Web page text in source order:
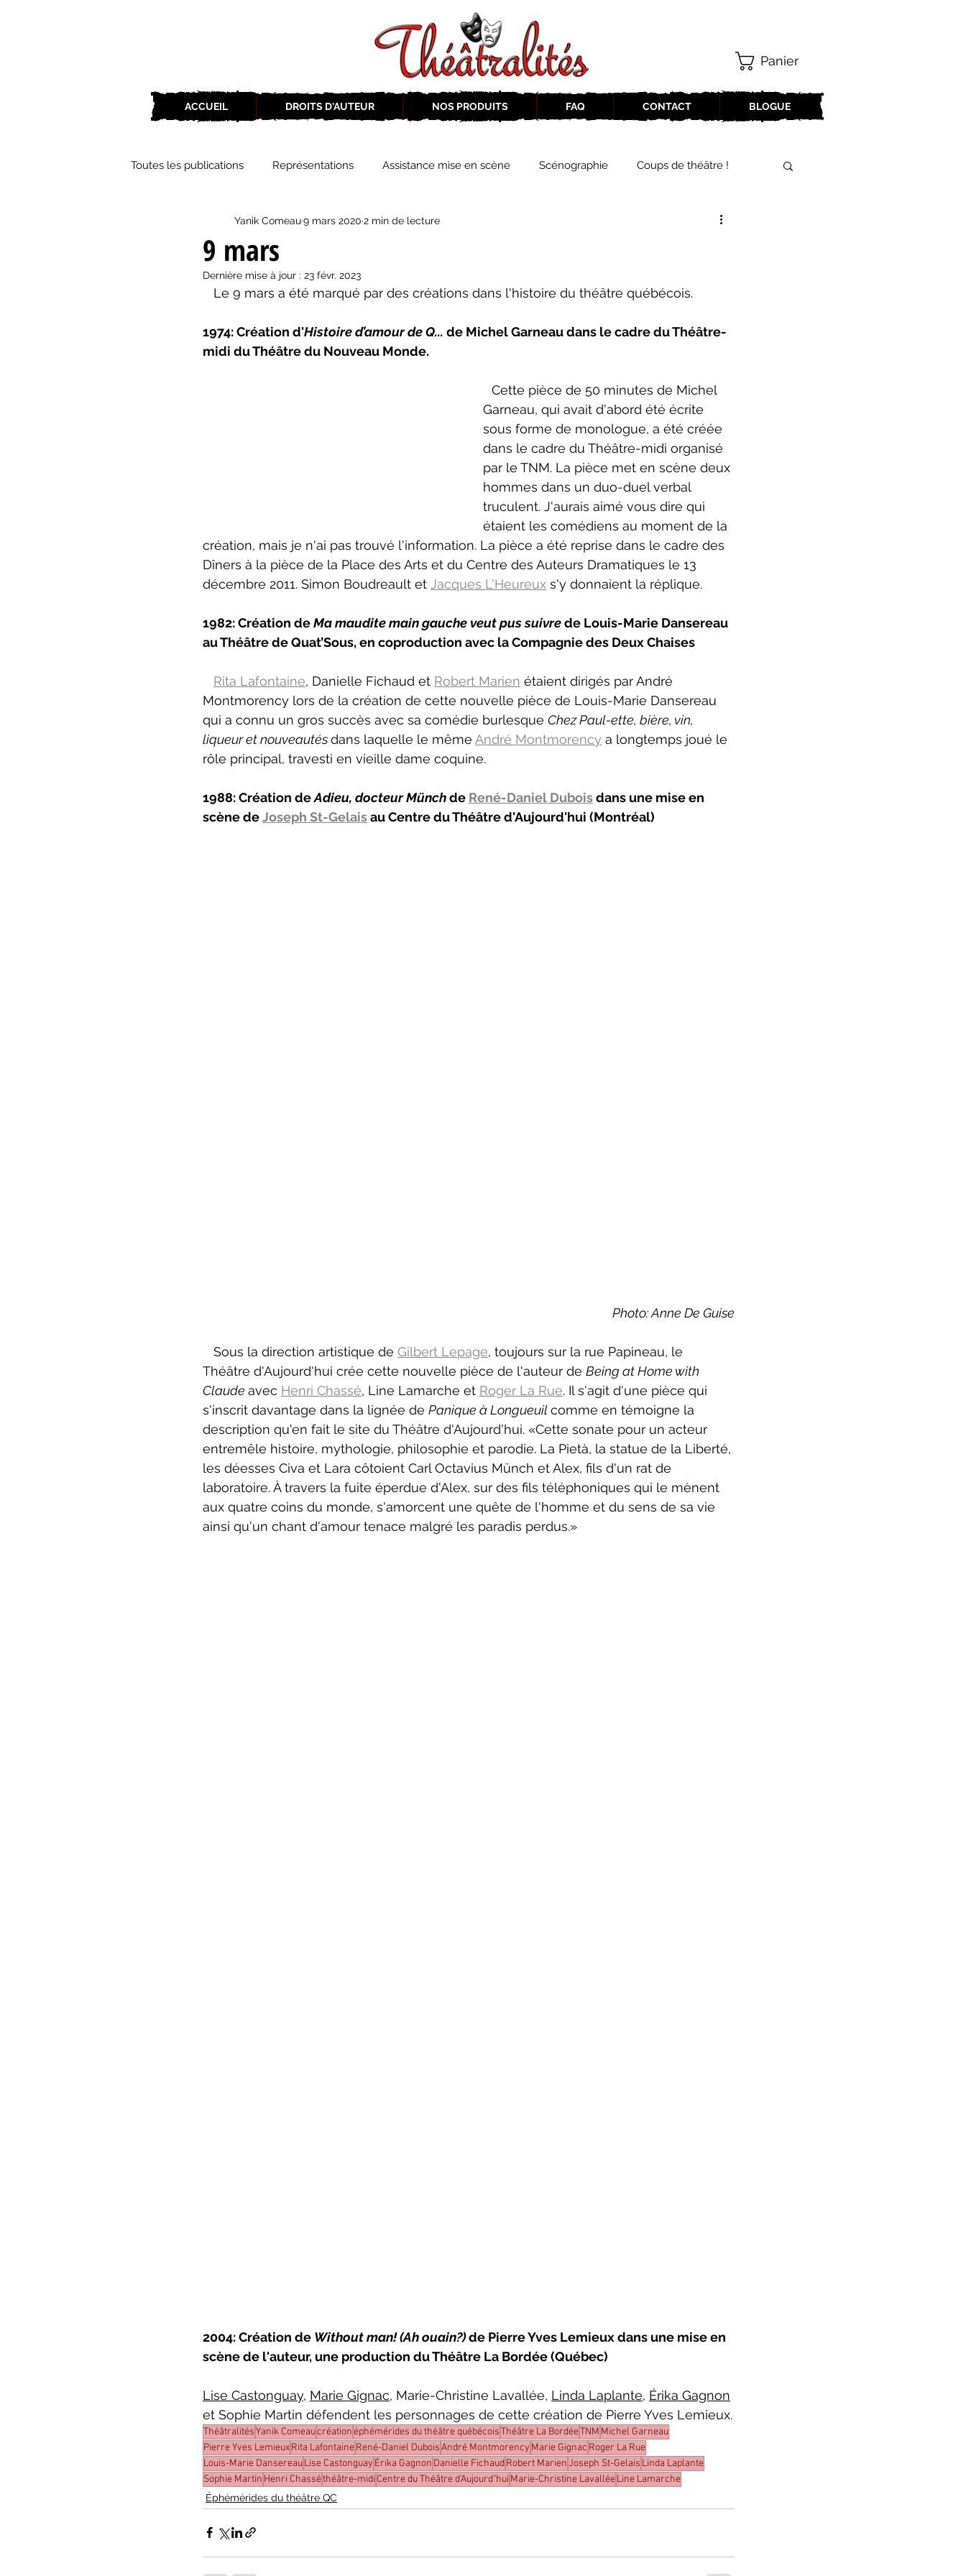
ACCUEIL DROITS D'AUTEUR NOS PRODUITS FAQ CONTACT BLOGUE
Panier
Toutes les publications Représentations Assistance mise en scène Scénographie Coups de théâtre !
ZoneCulture 2019-2020 Éphémérides du théâtre QC
ZoneCulture 2018-2019 ZoneCulture 2020-2021
ZoneCulture 2022-2023 ZoneCulture 2023-2024 ZoneCulture 2024-2025 ZoneCulture 2025-2026
9 mars
Yanik Comeau9 mars 2020 2 min de lecture
Dernière mise à jour : 23 févr. 2023
   Le 9 mars a été marqué par des créations dans l'histoire du théâtre québécois.
1974: Création d'Histoire d’amour de Q... de Michel Garneau dans le cadre du Théâtre-
midi du Théâtre du Nouveau Monde.
Cette pièce de 50 minutes de Michel
Garneau, qui avait d'abord été écrite
sous forme de monologue, a été créée
dans le cadre du Théâtre-midi organisé
par le TNM. La pièce met en scène deux
hommes dans un duo-duel verbal
truculent. J'aurais aimé vous dire qui
étaient les comédiens au moment de la
création, mais je n'ai pas trouvé l'information. La pièce a été reprise dans le cadre des
Dîners à la pièce de la Place des Arts et du Centre des Auteurs Dramatiques le 13
décembre 2011. Simon Boudreault et Jacques L'Heureux s'y donnaient la réplique.
1982: Création de Ma maudite main gauche veut pus suivre de Louis-Marie Dansereau
au Théâtre de Quat’Sous, en coproduction avec la Compagnie des Deux Chaises
Rita Lafontaine, Danielle Fichaud et Robert Marien étaient dirigés par André
Montmorency lors de la création de cette nouvelle pièce de Louis-Marie Dansereau
qui a connu un gros succès avec sa comédie burlesque Chez Paul-ette, bière, vin,
liqueur et nouveautés dans laquelle le même André Montmorency a longtemps joué le
rôle principal, travesti en vieille dame coquine.
1988: Création de Adieu, docteur Münch de René-Daniel Dubois dans une mise en
scène de Joseph St-Gelais au Centre du Théâtre d'Aujourd'hui (Montréal)
Photo: Anne De Guise
Sous la direction artistique de Gilbert Lepage, toujours sur la rue Papineau, le
Théâtre d'Aujourd'hui crée cette nouvelle pièce de l'auteur de Being at Home with
Claude avec Henri Chassé, Line Lamarche et Roger La Rue. Il s'agit d'une pièce qui
s'inscrit davantage dans la lignée de Panique à Longueuil comme en témoigne la
description qu'en fait le site du Théâtre d'Aujourd'hui. «Cette sonate pour un acteur
entremêle histoire, mythologie, philosophie et parodie. La Pietà, la statue de la Liberté,
les déesses Civa et Lara côtoient Carl Octavius Münch et Alex, fils d'un rat de
laboratoire. À travers la fuite éperdue d'Alex, sur des fils téléphoniques qui le mènent
aux quatre coins du monde, s'amorcent une quête de l'homme et du sens de sa vie
ainsi qu'un chant d'amour tenace malgré les paradis perdus.»
2004: Création de Without man! (Ah ouain?) de Pierre Yves Lemieux dans une mise en
scène de l'auteur, une production du Théâtre La Bordée (Québec)
Lise Castonguay, Marie Gignac, Marie-Christine Lavallée, Linda Laplante, Érika Gagnon
et Sophie Martin défendent les personnages de cette création de Pierre Yves Lemieux.
ThéâtralitésYanik Comeaucréationéphémérides du théâtre québécoisThéâtre La BordéeTNM Michel Garneau
Pierre Yves LemieuxRita LafontaineRené-Daniel DuboisAndré Montmorency Marie Gignac Roger La Rue
Louis-Marie DansereauLise Castonguay Érika Gagnon Danielle FichaudRobert MarienJoseph St-Gelais Linda Laplante
Sophie Martin Henri Chasséthéâtre-midi Centre du Théâtre d'Aujourd"hui Marie-Christine LavalléeLine Lamarche
Éphémérides du théâtre QC